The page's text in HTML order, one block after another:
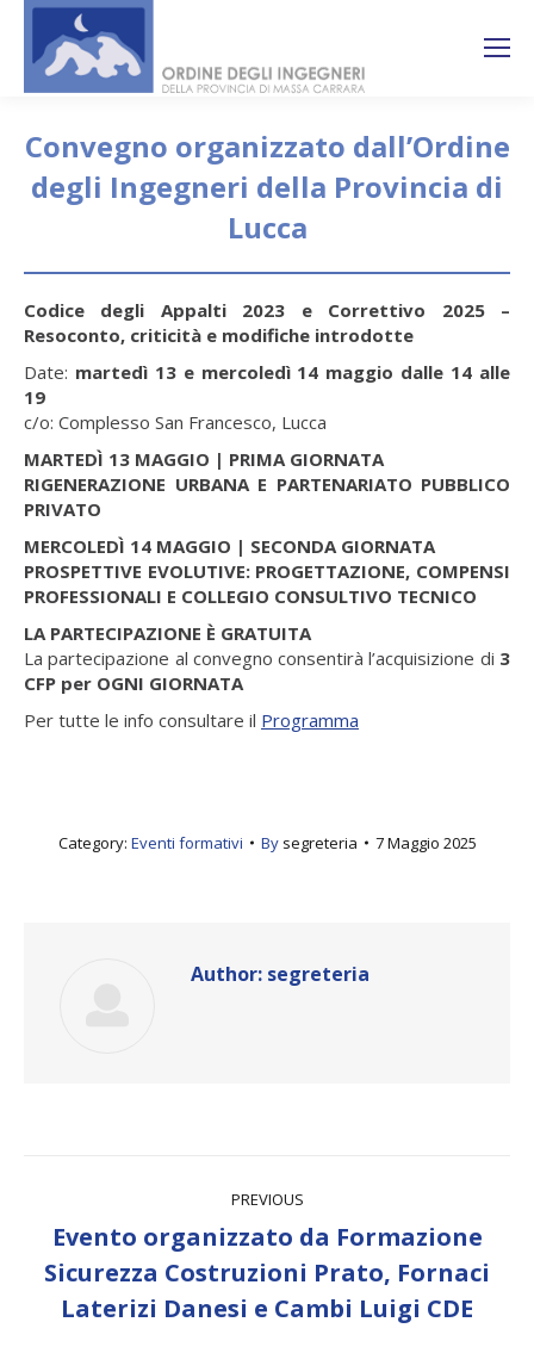
Convegno organizzato dall’Ordine
degli Ingegneri della Provincia di
Lucca
Codice degli Appalti 2023 e Correttivo 2025 –
Resoconto, criticità e modifiche introdotte
Date: martedì 13 e mercoledì 14 maggio dalle 14 alle
19
c/o: Complesso San Francesco, Lucca
MARTEDÌ 13 MAGGIO | PRIMA GIORNATA
RIGENERAZIONE URBANA E PARTENARIATO PUBBLICO
PRIVATO
MERCOLEDÌ 14 MAGGIO | SECONDA GIORNATA
PROSPETTIVE EVOLUTIVE: PROGETTAZIONE, COMPENSI
PROFESSIONALI E COLLEGIO CONSULTIVO TECNICO
LA PARTECIPAZIONE È GRATUITA
La partecipazione al convegno consentirà l’acquisizione di 3
CFP per OGNI GIORNATA
Per tutte le info consultare il Programma
Category: Eventi formativi By segreteria 7 Maggio 2025
Author: segreteria
PREVIOUS
Previous
Evento organizzato da Formazione
Sicurezza Costruzioni Prato, Fornaci
Laterizi Danesi e Cambi Luigi CDE